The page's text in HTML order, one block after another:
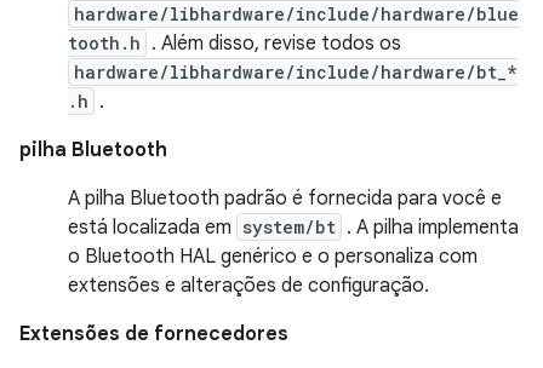
hardware/libhardware/include/hardware/blue
tooth.h . Além disso, revise todos os
hardware/libhardware/include/hardware/bt_*
.h .
pilha Bluetooth
A pilha Bluetooth padrão é fornecida para você e
está localizada em system/bt . A pilha implementa
o Bluetooth HAL genérico e o personaliza com
extensões e alterações de configuração.
Extensões de fornecedores